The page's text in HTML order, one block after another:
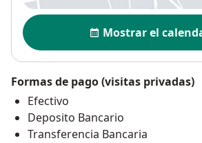
Disponibilidad
Mostrar el
Formas de pago (visitas privadas)
Efectivo
Deposito Bancario
Transferencia Bancaria